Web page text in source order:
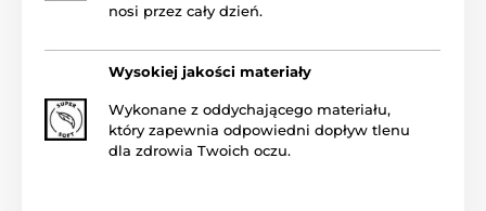
nosi przez cały dzień.
Wysokiej jakości materiały
Wykonane z oddychającego materiału,
który zapewnia odpowiedni dopływ tlenu
dla zdrowia Twoich oczu.